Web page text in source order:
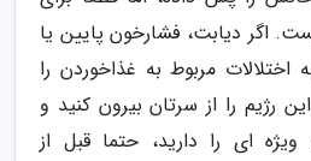
اگر دیابت، فشارخون پایین یا
مربوط به غذاخوردن را
رژیم را از سرتان بیرون کنید و
ای را دارید، حتما قبل از